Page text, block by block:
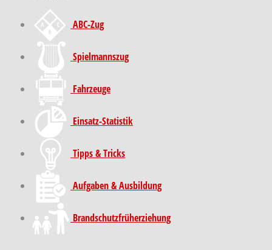
ABC-Zug
Spielmannszug
Fahrzeuge
Einsatz-Statistik
Tipps & Tricks
Aufgaben & Ausbildung
Brand­schutz­früh­erziehung